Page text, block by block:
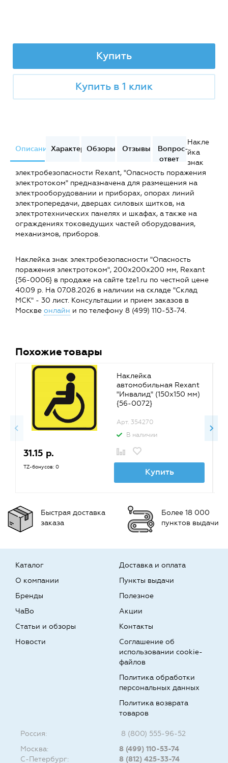
Купить
Купить в 1 клик
ОписаниеХарактеристики
Обзоры Отзывы
Вопрос-
ответ
Накле
йка
знак
электробезопасности Rexant, "Опасность поражения
электротоком" предназначена для размещения на
электрооборудовании и приборах, опорах линий
электропередачи, дверцах силовых щитков, на
электротехнических панелях и шкафах, а также на
ограждениях токоведущих частей оборудования,
механизмов, приборов.
Наклейка знак электробезопасности "Опасность
поражения электротоком", 200х200х200 мм, Rexant
{56-0006} в продаже на сайте tze1.ru по честной цене
40.09 р. На 07.08.2026 в наличии на складе "Склад
МСК" - 30 лист. Консультации и прием заказов в
Москве онлайн и по телефону 8 (499) 110-53-74.
Похожие товары
Наклейка
автомобильная Rexant
"Инвалид" (150х150 мм)
{56-0072}
Арт. 354270
В наличии
31.15 р.
TZ-бонусов: 0 Купить
Быстрая доставка
заказа
Более 18 000
пунктов выдачи
Каталог
О компании
Бренды
Доставка и оплата
Пункты выдачи
Полезное
ЧаВо
Статьи и обзоры
Новости
Акции
Контакты
Соглашение об
использовании cookie-
файлов
Политика обработки
персональных данных
Политика возврата
товаров
Россия:
8 (800) 555-96-52
Москва:
8 (499) 110-53-74
С-Петербург:
8 (812) 425-33-74